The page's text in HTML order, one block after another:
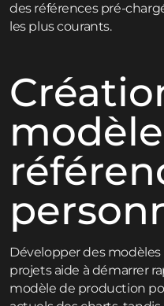
des références pré-
les plus courants.
Développer des
projets aide à démarrer
modèle de production